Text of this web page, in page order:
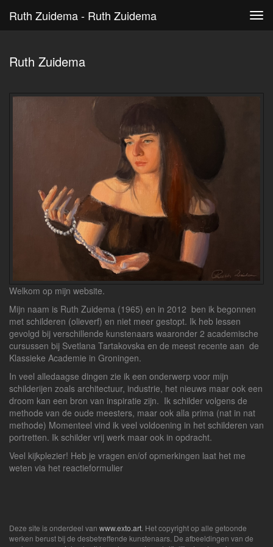
Ruth Zuidema - Ruth Zuidema
Ruth Zuidema
Welkom op mijn website.
Mijn naam is Ruth Zuidema (1965) en in 2012 ben ik begonnen
met schilderen (olieverf) en niet meer gestopt. Ik heb lessen
gevolgd bij verschillende kunstenaars waaronder 2 academische
cursussen bij Svetlana Tartakovska en de meest recente aan de
Klassieke Academie in Groningen.
In veel alledaagse dingen zie ik een onderwerp voor mijn
schilderijen zoals architectuur, industrie, het nieuws maar ook een
droom kan een bron van inspiratie zijn. Ik schilder volgens de
methode van de oude meesters, maar ook alla prima (nat in nat
methode) Momenteel vind ik veel voldoening in het schilderen van
portretten. Ik schilder vrij werk maar ook in opdracht.
Veel kijkplezier! Heb je vragen en/of opmerkingen laat het me
weten via het reactieformulier
Deze site is onderdeel van www.exto.art . Het copyright op alle getoonde
werken berust bij de desbetreffende kunstenaars. De afbeeldingen van de